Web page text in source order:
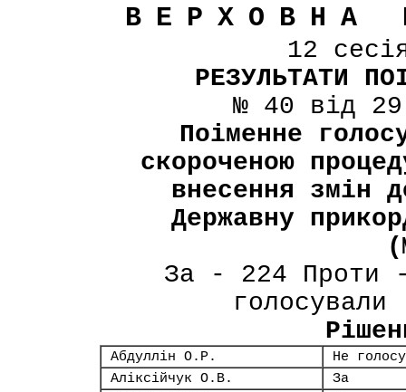
ВЕРХОВНА
12
РЕЗУЛЬТАТИ
№ 40 від
Поіменне
скороченою
внесення змін
Державну
За - 224 Проти
Абдуллін О.Р.
Не
Аліксійчук О.В.
За